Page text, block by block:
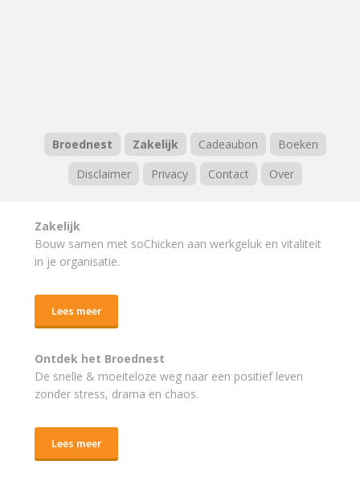
Broednest Zakelijk Cadeaubon
Boeken
Disclaimer
Privacy Contact Over
Zakelijk
Bouw samen met soChicken aan werkgeluk en vitaliteit
in je organisatie.
Lees meer
Ontdek het Broednest
De snelle & moeiteloze weg naar een positief leven
zonder stress, drama en chaos.
Lees meer